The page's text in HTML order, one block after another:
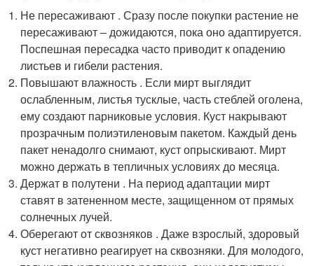
Не пересаживают . Сразу после покупки растение не
пересаживают – дожидаются, пока оно адаптируется.
Поспешная пересадка часто приводит к опадению
листьев и гибели растения.
Повышают влажность . Если мирт выглядит
ослабленным, листья тусклые, часть стеблей оголена,
ему создают парниковые условия. Куст накрывают
прозрачным полиэтиленовым пакетом. Каждый день
пакет ненадолго снимают, куст опрыскивают. Мирт
можно держать в тепличных условиях до месяца.
Держат в полутени . На период адаптации мирт
ставят в затененном месте, защищенном от прямых
солнечных лучей.
Оберегают от сквозняков . Даже взрослый, здоровый
куст негативно реагирует на сквозняки. Для молодого,